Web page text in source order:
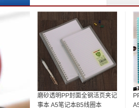
磨砂透明PP封面全钢活页夹记
事本 A5笔记本B5线圈本